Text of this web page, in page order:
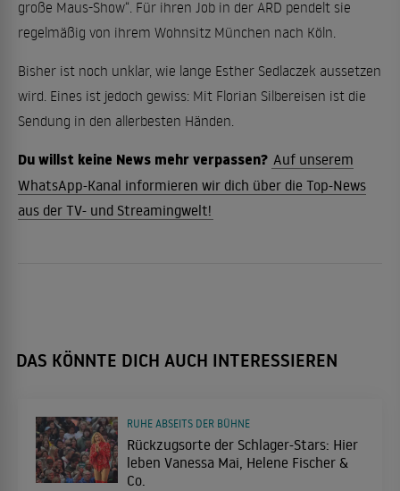
große Maus-Show“. Für ihren Job in der ARD pendelt sie
regelmäßig von ihrem Wohnsitz München nach Köln.
Bisher ist noch unklar, wie lange Esther Sedlaczek aussetzen
wird. Eines ist jedoch gewiss: Mit Florian Silbereisen ist die
Sendung in den allerbesten Händen.
Du willst keine News mehr verpassen? Auf unserem
WhatsApp-Kanal informieren wir dich über die Top-News
aus der TV- und Streamingwelt!
DAS KÖNNTE DICH AUCH INTERESSIEREN
Rückzugsorte der Schlager-Stars: Hier
leben Vanessa Mai, Helene Fischer &
Co.
RUHE ABSEITS DER BÜHNE